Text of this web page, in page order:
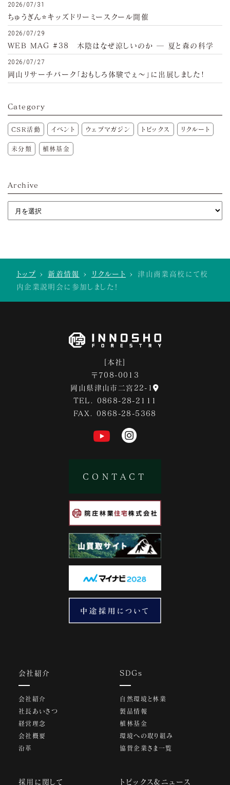
2026/07/31
ちゅうぎん⭐キッズドリーミースクール開催
2026/07/29
WEB MAG #38 木陰はなぜ涼しいのか ─ 夏と森の科学
2026/07/27
岡山リサーチパーク「おもしろ体験でぇ～」に出展しました!
Category
CSR活動 イベント ウェブマガジン トピックス リクルート
未分類 植林基金
Archive
トップ >新着情報 > リクルート > 津山商業高校にて校
内企業説明会に参加しました！
[本社]
〒708-0013
岡山県津山市二宮22-1
TEL. 0868-28-2111
FAX. 0868-28-5368
CONTACT
会社紹介
会社紹介
社長あいさつ
経営理念
会社概要
沿革
SDGs
自然環境と林業
製品情報
植林基金
環境への取り組み
協賛企業さま一覧
採用に関して トピックス&ニュース